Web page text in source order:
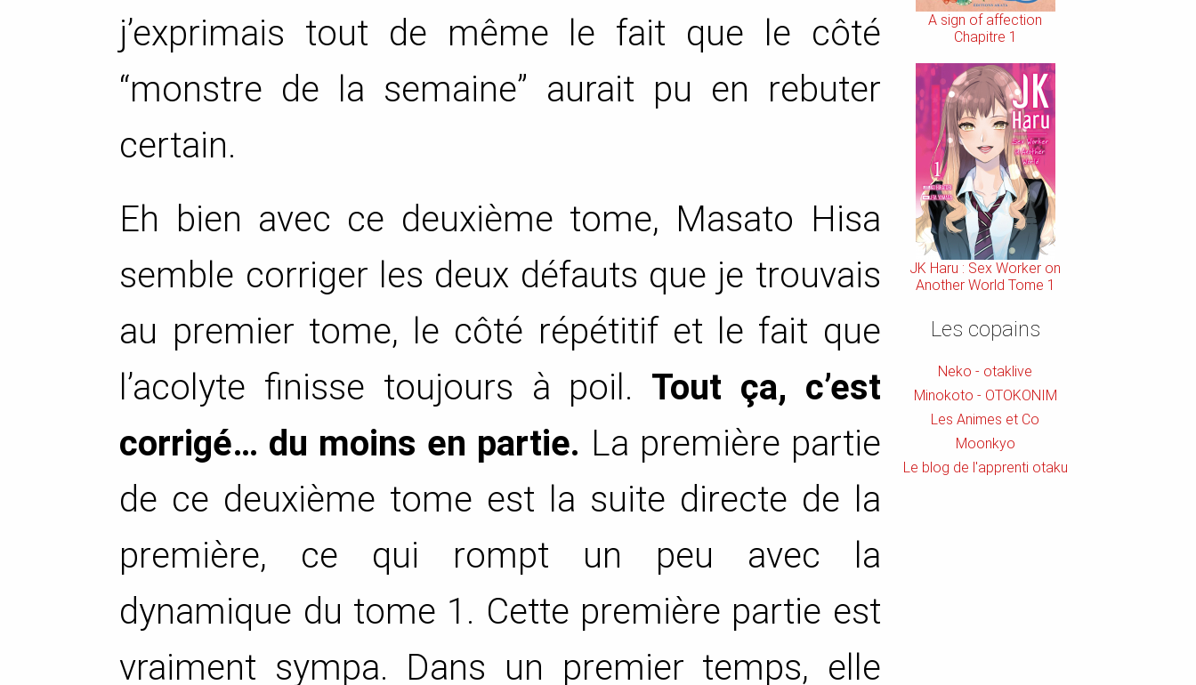
j’exprimais tout de même le fait que le côté
“monstre de la semaine” aurait pu en rebuter
certain.
Eh bien avec ce deuxième tome, Masato Hisa
semble corriger les deux défauts que je trouvais
au premier tome, le côté répétitif et le fait que
l’acolyte finisse toujours à poil. Tout ça, c’est
corrigé… du moins en partie. La première partie
de ce deuxième tome est la suite directe de la
première, ce qui rompt un peu avec la
dynamique du tome 1. Cette première partie est
vraiment sympa. Dans un premier temps, elle
A sign of affection
Chapitre 1
JK Haru : Sex Worker on
Another World Tome 1
Les copains
Neko - otaklive
Minokoto - OTOKONIM
Les Animes et Co
Moonkyo
Le blog de l'apprenti otaku